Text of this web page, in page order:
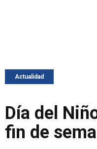
Actualidad
Día del
fin de